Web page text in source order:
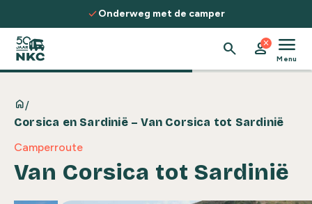
Spring naar de inhoud
met de camper
search person
close menu
Menu
home/
Corsica en Sardinië – Van Corsica tot Sardinië
Camperroute
Van Corsica tot Sardinië